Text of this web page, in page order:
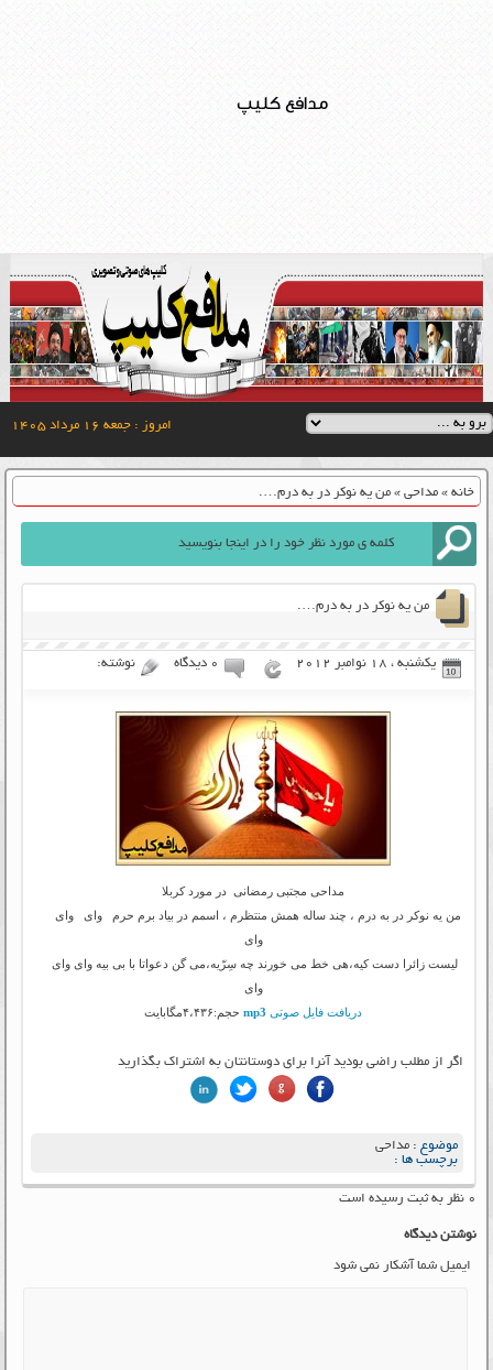
مدافع کلیپ
امروز : جمعه ۱۶ مرداد ۱۴۰۵
خانه» مداحی» من یه نوکر در به درم….
من یه نوکر در به درم….
یکشنبه ، 18 نوامبر 2012 ۰ دیدگاه نوشته:
مداحی مجتبی رمضانی در مورد کربلا
من یه نوکر در به درم ، چند ساله همش منتظرم ، اسمم در بیاد برم حرم وای وای
وای
لیست زائرا دست کیه،هی خط می خورند چه سِرّیه،می گن دعواتا با بی بیه وای وای
وای
دریافت فایل صوتی mp3 حجم:۴،۴۳۶مگابایت
اگر از مطلب راضی بودید آنرا برای دوستانتان به اشتراک بگذارید
موضوع :مداحی
برچسب ها :
۰ نظر به ثبت رسیده است
نوشتن دیدگاه
ایمیل شما آشکار نمی شود